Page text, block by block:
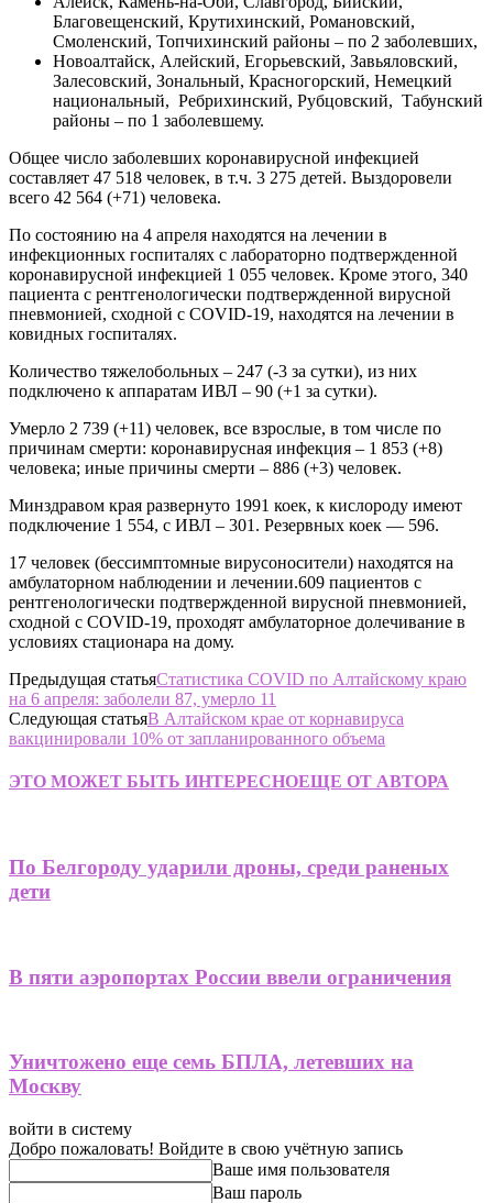
Благовещенский, Крутихинский, Романовский,
Смоленский, Топчихинский районы – по 2 заболевших,
Новоалтайск, Алейский, Егорьевский, Завьяловский,
Залесовский, Зональный, Красногорский, Немецкий
национальный, Ребрихинский, Рубцовский, Табунский
районы – по 1 заболевшему.
Общее число заболевших коронавирусной инфекцией
составляет 47 518 человек, в т.ч. 3 275 детей. Выздоровели
всего 42 564 (+71) человека.
По состоянию на 4 апреля находятся на лечении в
инфекционных госпиталях с лабораторно подтвержденной
коронавирусной инфекцией 1 055 человек. Кроме этого, 340
пациента с рентгенологически подтвержденной вирусной
пневмонией, сходной с COVID-19, находятся на лечении в
ковидных госпиталях.
Количество тяжелобольных – 247 (-3 за сутки), из них
подключено к аппаратам ИВЛ – 90 (+1 за сутки).
Умерло 2 739 (+11) человек, все взрослые, в том числе по
причинам смерти: коронавирусная инфекция – 1 853 (+8)
человека; иные причины смерти – 886 (+3) человек.
Минздравом края развернуто 1991 коек, к кислороду имеют
подключение 1 554, с ИВЛ – 301. Резервных коек — 596.
17 человек (бессимптомные вирусоносители) находятся на
амбулаторном наблюдении и лечении.609 пациентов с
рентгенологически подтвержденной вирусной пневмонией,
сходной с COVID-19, проходят амбулаторное долечивание в
условиях стационара на дому.
Предыдущая статьяСтатистика COVID по Алтайскому краю
на 6 апреля: заболели 87, умерло 11
Следующая статьяВ Алтайском крае от корнавируса
вакцинировали 10% от запланированного объема
ЭТО МОЖЕТ БЫТЬ ИНТЕРЕСНОЕЩЕ ОТ АВТОРА
По Белгороду ударили дроны, среди раненых
дети
В пяти аэропортах России ввели ограничения
Уничтожено еще семь БПЛА, летевших на
Москву
войти в систему
Добро пожаловать! Войдите в свою учётную запись
Ваше имя пользователя
Ваш пароль